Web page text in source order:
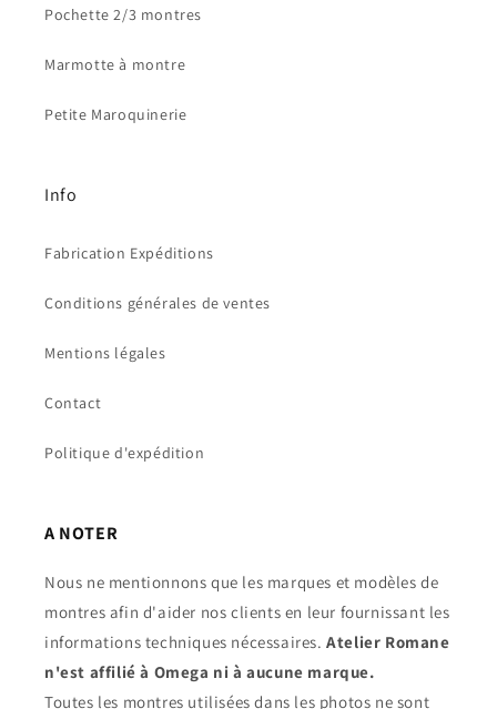
Pochette 2/3 montres
Marmotte à montre
Petite Maroquinerie
Info
Fabrication Expéditions
Conditions générales de ventes
Mentions légales
Contact
Politique d'expédition
A NOTER
Nous ne mentionnons que les marques et modèles de
montres afin d'aider nos clients en leur fournissant les
informations techniques nécessaires. Atelier Romane
n'est affilié à Omega ni à aucune marque.
Toutes les montres utilisées dans les photos ne sont